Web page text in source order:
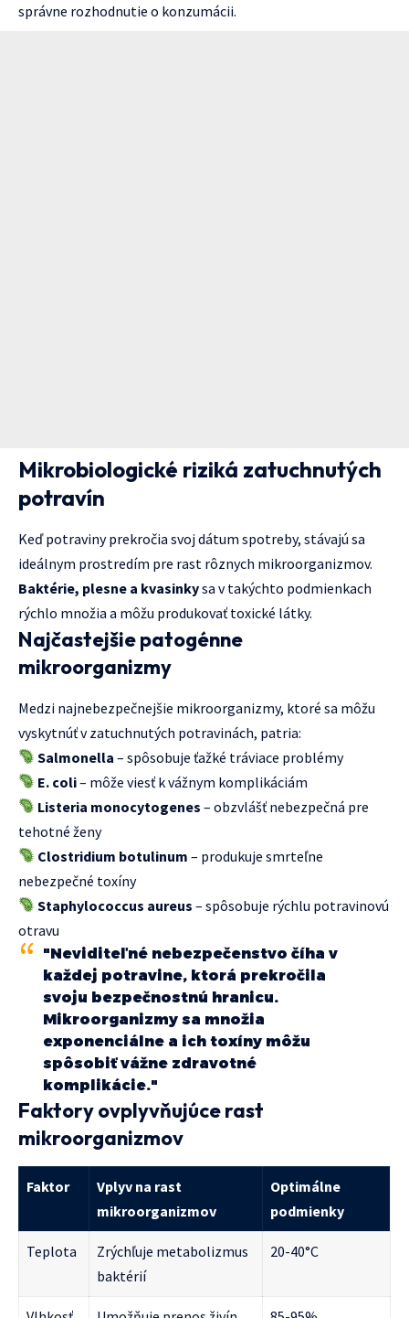
správne rozhodnutie o konzumácii.
Mikrobiologické riziká zatuchnutých
potravín
Keď potraviny prekročia svoj dátum spotreby, stávajú sa
ideálnym prostredím pre rast rôznych mikroorganizmov.
Baktérie, plesne a kvasinkysa v takýchto podmienkach
rýchlo množia a môžu produkovať toxické látky.
Najčastejšie patogénne
mikroorganizmy
Medzi najnebezpečnejšie mikroorganizmy, ktoré sa môžu
vyskytnúť v zatuchnutých potravinách, patria:
Salmonella – spôsobuje ťažké tráviace problémy
E. coli– môže viesť k vážnym komplikáciám
Listeria monocytogenes – obzvlášť nebezpečná pre
tehotné ženy
Clostridium botulinum – produkuje smrteľne
nebezpečné toxíny
Staphylococcus aureus – spôsobuje rýchlu potravinovú
otravu
"Neviditeľné nebezpečenstvo číha v
každej potravine, ktorá prekročila
svoju bezpečnostnú hranicu.
Mikroorganizmy sa množia
exponenciálne a ich toxíny môžu
spôsobiť vážne zdravotné
komplikácie."
Faktory ovplyvňujúce rast
mikroorganizmov
Faktor
Vplyv na rast
mikroorganizmov
Optimálne
podmienky
Teplota
Zrýchľuje metabolizmus
baktérií
20-40°C